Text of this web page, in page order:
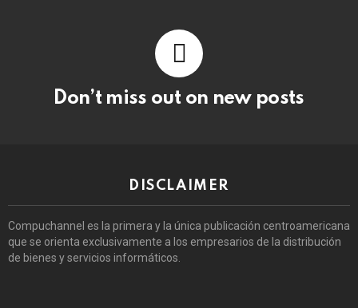
Don’t miss out on new posts
DISCLAIMER
Compuchannel es la primera y la única publicación centroamericana
que se orienta exclusivamente a los empresarios de la distribución
de bienes y servicios informáticos.